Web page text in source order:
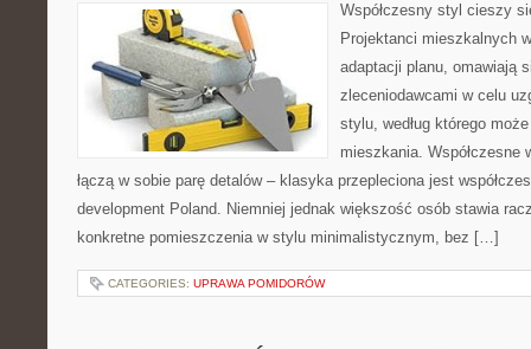
Współczesny styl cieszy
Projektanci mieszkalnych
adaptacji planu, omawiają
zleceniodawcami w celu
stylu, według którego
mieszkania. Współczesne
łączą w sobie parę detalów – klasyka przepleciona jest
development Poland. Niemniej jednak większość osób stawia
konkretne pomieszczenia w stylu minimalistycznym, bez […]
CATEGORIES: UPRAWA POMIDORÓW